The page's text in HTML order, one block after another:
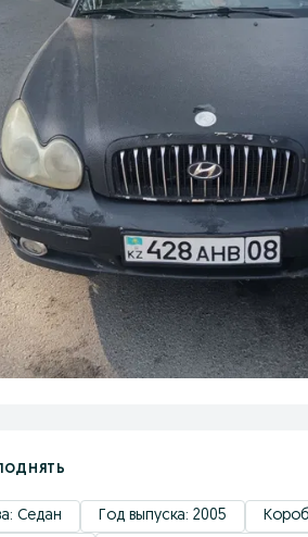
Седан Год выпуска: 2005